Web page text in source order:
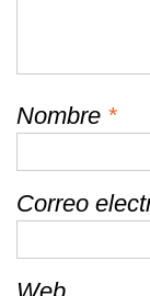
Nombre *
Correo